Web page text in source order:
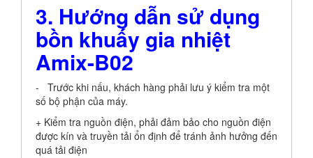
3. Hướng dẫn sử dụng
bồn khuấy gia nhiệt
Amix-B02
- Trước khi nấu, khách hàng phải lưu ý kiểm tra một
số bộ phận của máy.
+ Kiểm tra nguồn điện, phải đảm bảo cho nguồn điện
được kín và truyền tải ổn định để tránh ảnh hưởng đến
quá tải điện